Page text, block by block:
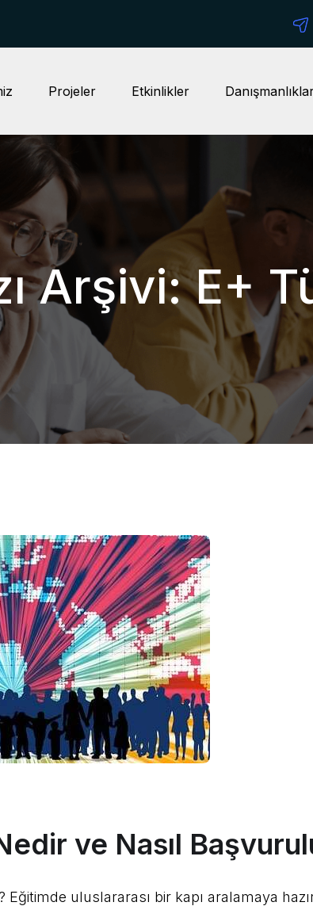
Projeler Etkinlikler
Arşivi: E+
ve Nasıl
uluslararası bir kapı aralamaya